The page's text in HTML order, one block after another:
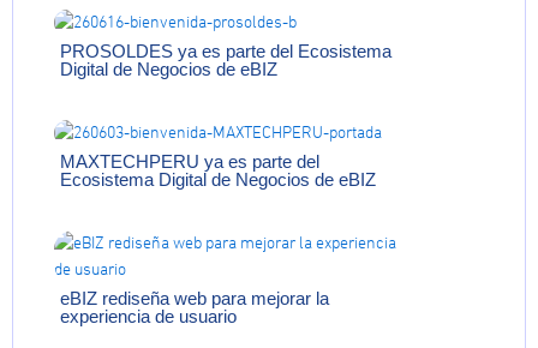
PROSOLDES ya es parte del Ecosistema
Digital de Negocios de eBIZ
MAXTECHPERU ya es parte del
Ecosistema Digital de Negocios de eBIZ
eBIZ rediseña web para mejorar la
experiencia de usuario